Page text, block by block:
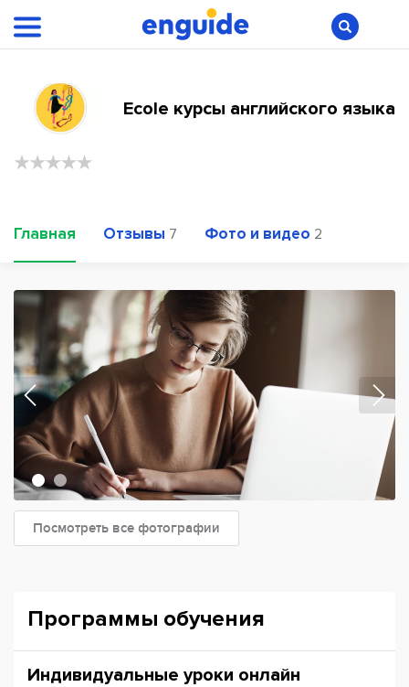
Ecole курсы английского языка
Главная Отзывы 7 Фото и видео 2
Посмотреть все фотографии
Программы обучения
Индивидуальные уроки онлайн